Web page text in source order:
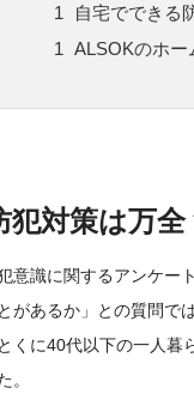
自宅でできる
ALSOKのホー
犯対策は万全
意識に関するアンケ
があるか」との質問で
くに40代以下の一人暮
。